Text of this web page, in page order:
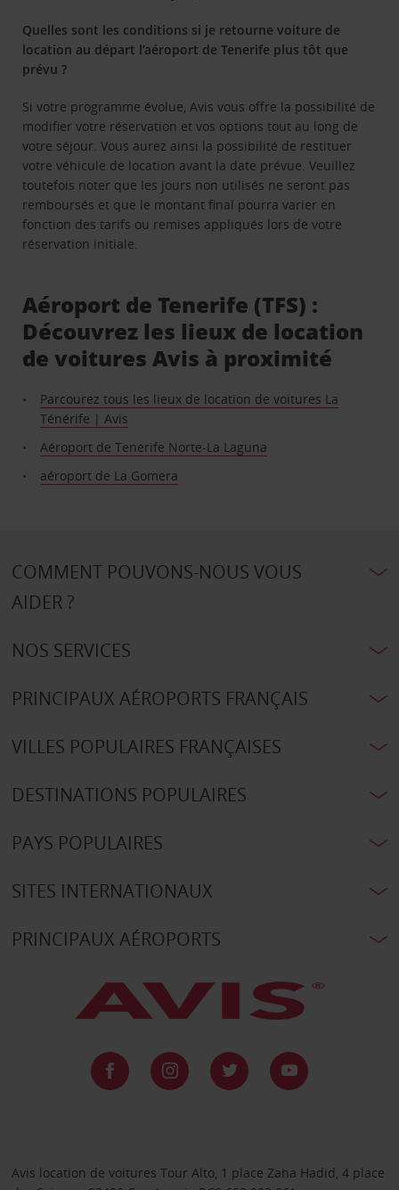
Quelles sont les conditions si je retourne voiture de
location au départ l’aéroport de Tenerife plus tôt que
prévu ?
Si votre programme évolue, Avis vous offre la possibilité de
modifier votre réservation et vos options tout au long de
votre séjour. Vous aurez ainsi la possibilité de restituer
votre véhicule de location avant la date prévue. Veuillez
toutefois noter que les jours non utilisés ne seront pas
remboursés et que le montant final pourra varier en
fonction des tarifs ou remises appliqués lors de votre
réservation initiale.
Aéroport de Tenerife (TFS) :
Découvrez les lieux de location
de voitures Avis à proximité
Parcourez tous les lieux de location de voitures La
Ténérife | Avis
Aéroport de Tenerife Norte-La Laguna
aéroport de La Gomera
COMMENT POUVONS-NOUS VOUS
AIDER ?
NOS SERVICES
PRINCIPAUX AÉROPORTS FRANÇAIS
VILLES POPULAIRES FRANÇAISES
DESTINATIONS POPULAIRES
PAYS POPULAIRES
SITES INTERNATIONAUX
PRINCIPAUX AÉROPORTS
Avis location de voitures Tour Alto, 1 place Zaha Hadid, 4 place